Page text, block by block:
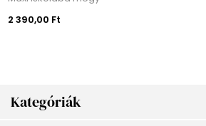
Kategóriák
2 390,00 Ft